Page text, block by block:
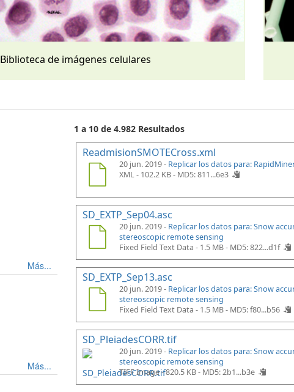
Biblioteca de imágenes celulares
Más...
Más...
1 a 10 de 4.982 Resultados
ReadmisionSMOTECross.xml
20 jun. 2019 - Replicar los datos para:
XML - 102.2 KB - MD5: 811...6e3
SD_EXTP_Sep04.asc
20 jun. 2019 - Replicar los datos para: Snow
stereoscopic remote sensing
Fixed Field Text Data - 1.5 MB - MD5: 822...d1f
SD_EXTP_Sep13.asc
20 jun. 2019 - Replicar los datos para: Snow
stereoscopic remote sensing
Fixed Field Text Data - 1.5 MB - MD5: f80...b56
SD_PleiadesCORR.tif
20 jun. 2019 - Replicar los datos para: Snow
stereoscopic remote sensing
TIFF Image - 820.5 KB - MD5: 2b1...b3e